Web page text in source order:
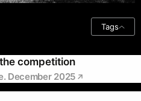
Tags
competition
December 2025